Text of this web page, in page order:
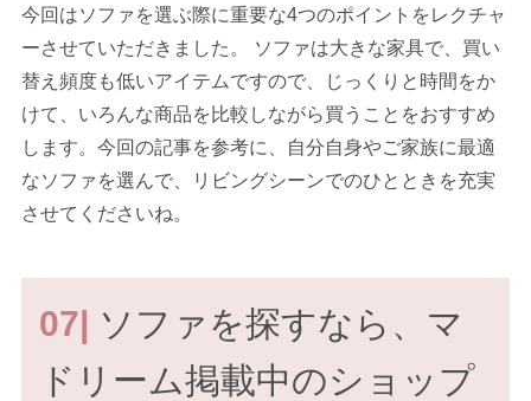
今回はソファを選ぶ際に重要な4つのポイントをレクチャ
ーさせていただきました。 ソファは大きな家具で、買い
替え頻度も低いアイテムですので、じっくりと時間をか
けて、いろんな商品を比較しながら買うことをおすすめ
します。今回の記事を参考に、自分自身やご家族に最適
なソファを選んで、リビングシーンでのひとときを充実
させてくださいね。
07| ソファを探すなら、マ
ドリーム掲載中のショップ